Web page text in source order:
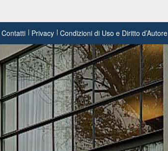
Contatti Privacy Condizioni di Uso e Diritto d’Autore